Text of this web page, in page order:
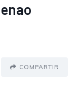
COMPARTIR